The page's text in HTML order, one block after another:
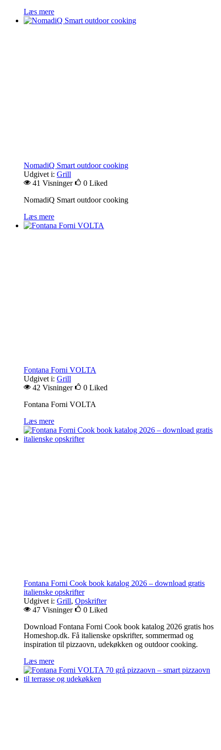
Læs mere
NomadiQ Smart outdoor cooking
Udgivet i: Grill
41 Visninger
0 Liked
NomadiQ Smart outdoor cooking
Læs mere
Fontana Forni VOLTA
Udgivet i: Grill
42 Visninger
0 Liked
Fontana Forni VOLTA
Læs mere
Fontana Forni Cook book katalog 2026 – download gratis
italienske opskrifter
Udgivet i: Grill, Opskrifter
47 Visninger
0 Liked
Download Fontana Forni Cook book katalog 2026 gratis hos
Homeshop.dk. Få italienske opskrifter, sommermad og
inspiration til pizzaovn, udekøkken og outdoor cooking.
Læs mere